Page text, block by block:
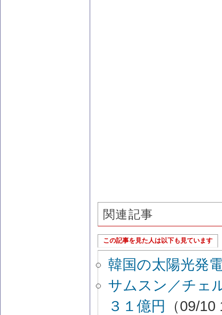
関連記事
この記事を見た人は以下も見ています
韓国の太陽光発
サムスン／チェ
３１億円
（09/